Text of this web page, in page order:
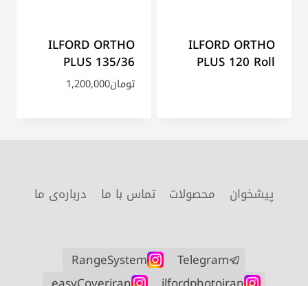
ILFORD ORTHO
PLUS 120 Roll
ILFORD ORTHO
PLUS 135/36
تومان1,200,000
پیشخوان محصولات تماس با ما درباره‌ی ما
Telegram
RangeSystem